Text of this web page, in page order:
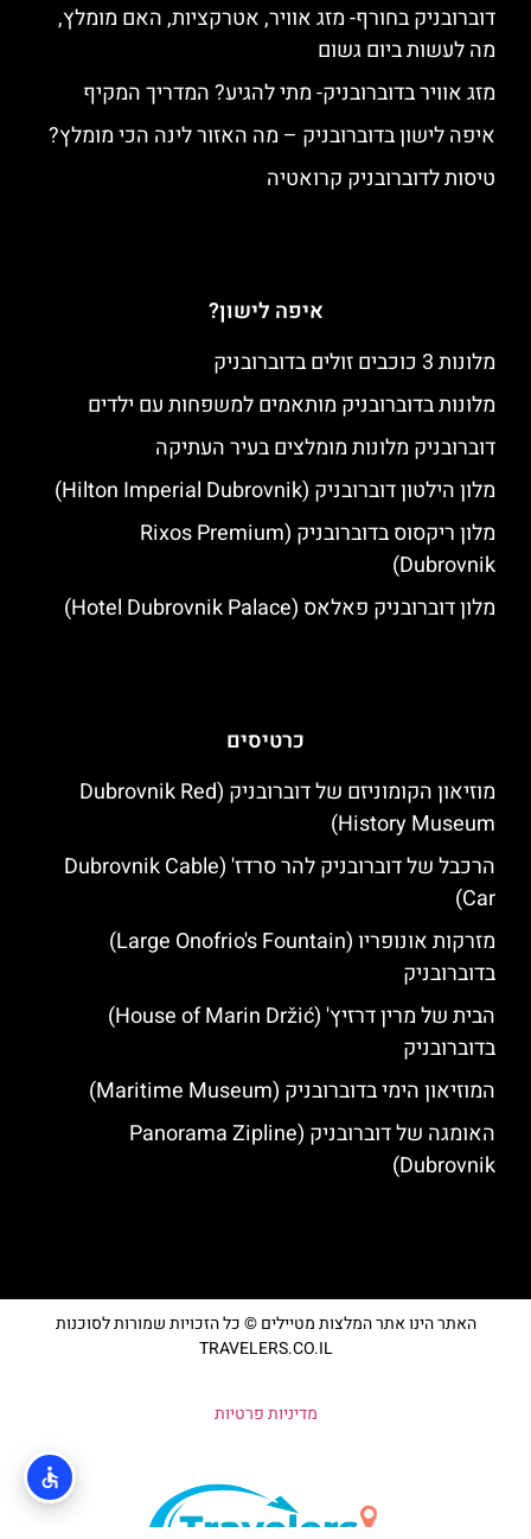
דוברובניק בחורף- מזג אוויר, אטרקציות, האם מומלץ,
מה לעשות ביום גשום
מזג אוויר בדוברובניק- מתי להגיע? המדריך המקיף
איפה לישון בדוברובניק – מה האזור לינה הכי מומלץ?
טיסות לדוברובניק קרואטיה
איפה לישון?
מלונות 3 כוכבים זולים בדוברובניק
מלונות בדוברובניק מותאמים למשפחות עם ילדים
דוברובניק מלונות מומלצים בעיר העתיקה
מלון הילטון דוברובניק (Hilton Imperial Dubrovnik)
מלון ריקסוס בדוברובניק (Rixos Premium
Dubrovnik)
מלון דוברובניק פאלאס (Hotel Dubrovnik Palace)
כרטיסים
מוזיאון הקומוניזם של דוברובניק (Dubrovnik Red
History Museum)
הרכבל של דוברובניק להר סרדז' (Dubrovnik Cable
Car)
מזרקות אונופריו (Large Onofrio's Fountain)
בדוברובניק
הבית של מרין דרזיץ' (House of Marin Držić)
בדוברובניק
המוזיאון הימי בדוברובניק (Maritime Museum)
האומגה של דוברובניק (Panorama Zipline
Dubrovnik)
האתר הינו אתר המלצות מטיילים © כל הזכויות שמורות לסוכנות
TRAVELERS.CO.IL
מדיניות פרטיות